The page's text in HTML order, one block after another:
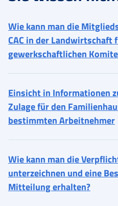
Wie kann man die
CAC in der
gewerkschaftlichen
Einsicht in Informationen
Zulage für den
bestimmten Arbeitnehmer
Wie kann man die
unterzeichnen und eine
Mitteilung erhalten?